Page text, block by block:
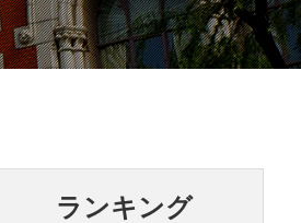
ランキング